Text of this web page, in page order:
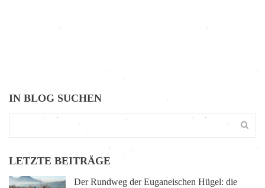
IN BLOG SUCHEN
LETZTE BEITRÄGE
Der Rundweg der Euganeischen Hügel: die